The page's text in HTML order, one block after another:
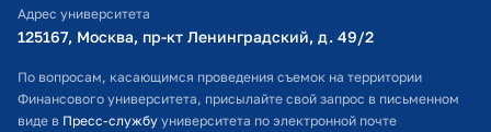
Оплата обучения
Расписание занятий
Студенческий офис
Адрес университета
125167, Москва, пр-кт Ленинградский, д. 49/2​
По вопросам, касающимся проведения съемок на территории
Финансового университета, присылайте свой запрос в письменном
виде в Пресс-службу университета по электронной почте